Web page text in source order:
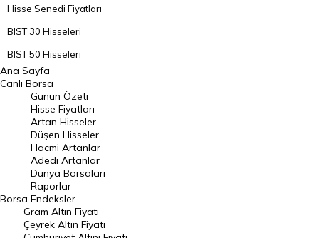
Hisse Senedi Fiyatları
BIST 30 Hisseleri
BIST 50 Hisseleri
BIST 100 Hisseleri
En Çok Artan Hisseler
En Çok Düşen Hisseler
Hacmi Artanlar
Geçmiş Kapanışlar
Dünya Borsaları
Raporlar
Ana Sayfa
Canlı Borsa
Borsa
Günün Özeti
Hisse Fiyatları
Artan Hisseler
Düşen Hisseler
Hacmi Artanlar
Adedi Artanlar
Dünya Borsaları
Raporlar
Endeksler
Gram Altın Fiyatı
Çeyrek Altın Fiyatı